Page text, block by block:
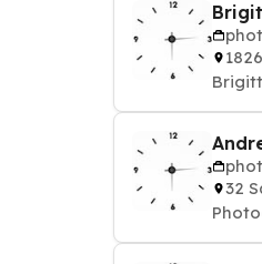
32